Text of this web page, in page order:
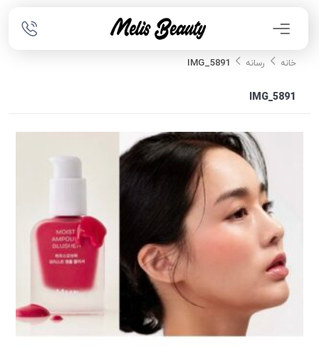
خانه رسانه IMG_5891
IMG_5891